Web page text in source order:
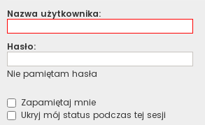
Nazwa użytkownika:
Hasło:
Nie pamiętam hasła
Zapamiętaj mnie
Ukryj mój status podczas tej sesji